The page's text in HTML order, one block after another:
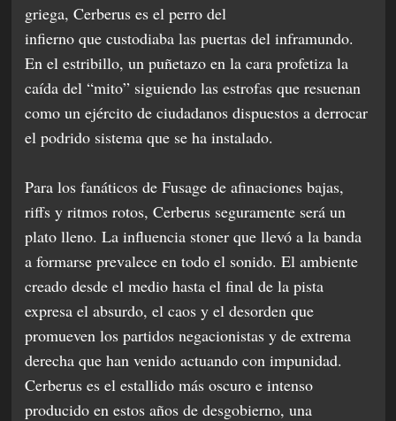
griega, Cerberus es el perro del
infierno que custodiaba las puertas del inframundo.
En el estribillo, un puñetazo en la cara profetiza la
caída del “mito” siguiendo las estrofas que resuenan
como un ejército de ciudadanos dispuestos a derrocar
el podrido sistema que se ha instalado.
Para los fanáticos de Fusage de afinaciones bajas,
riffs y ritmos rotos, Cerberus seguramente será un
plato lleno. La influencia stoner que llevó a la banda
a formarse prevalece en todo el sonido. El ambiente
creado desde el medio hasta el final de la pista
expresa el absurdo, el caos y el desorden que
promueven los partidos negacionistas y de extrema
derecha que han venido actuando con impunidad.
Cerberus es el estallido más oscuro e intenso
producido en estos años de desgobierno, una